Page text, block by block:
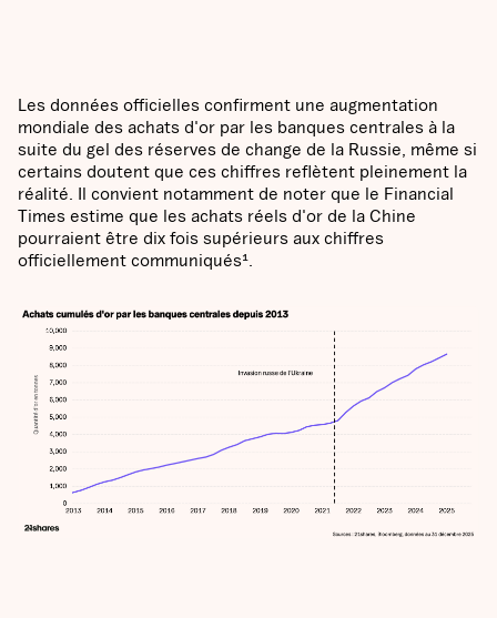
Les données officielles confirment une augmentation
mondiale des achats d'or par les banques centrales à la
suite du gel des réserves de change de la Russie, même si
certains doutent que ces chiffres reflètent pleinement la
réalité. Il convient notamment de noter que le Financial
Times estime que les achats réels d'or de la Chine
pourraient être dix fois supérieurs aux chiffres
officiellement communiqués¹.